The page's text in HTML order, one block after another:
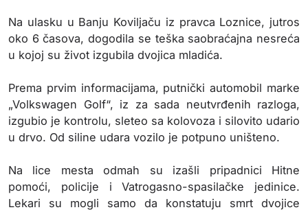
Na ulasku u Banju Koviljaču iz pravca Loznice, jutros
oko 6 časova, dogodila se teška saobraćajna nesreća
u kojoj su život izgubila dvojica mladića.
Prema prvim informacijama, putnički automobil marke
„Volkswagen Golf“, iz za sada neutvrđenih razloga,
izgubio je kontrolu, sleteo sa kolovoza i silovito udario
u drvo. Od siline udara vozilo je potpuno uništeno.
Na lice mesta odmah su izašli pripadnici Hitne
pomoći, policije i Vatrogasno-spasilačke jedinice.
Lekari su mogli samo da konstatuju smrt dvojice